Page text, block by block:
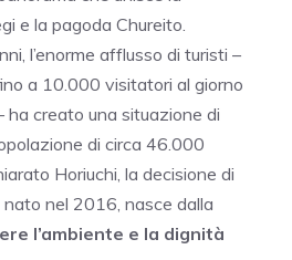
e la pagoda Chureito.
l’enorme afflusso di turisti –
a 10.000 visitatori al giorno
ha creato una situazione di
di circa 46.000
Horiuchi, la decisione di
nel 2016, nasce dalla
l’ambiente e la dignità